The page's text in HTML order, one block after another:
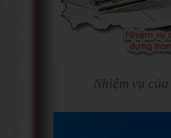
Nhiệm vụ